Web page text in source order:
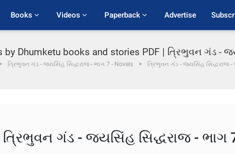
Books Videos Paperback Advertise
by Dhumketu books and stories PDF | ત્રિભુવન ગંડ -
ત્રિભુવન ગંડ - જયસિંહ સિદ્ધરાજ - ભાગ 7 - Novels ત્રિભુવન ગંડ - જયસિંહ સિદ્ધરાજ -
ત્રિભુવન ગંડ - જયસિંહ સિદ્ધરાજ - ભાગ